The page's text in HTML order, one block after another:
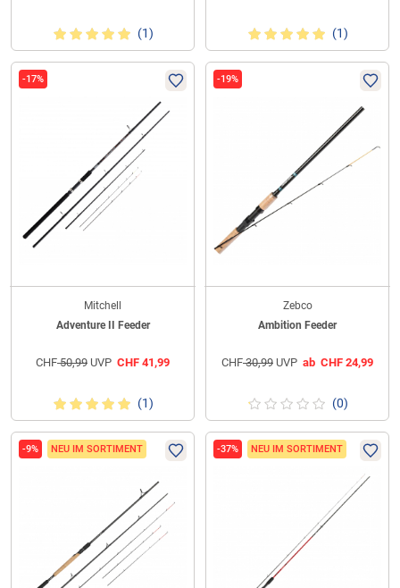
(1) (1)
-17%
Mitchell
Adventure II Feeder
CHF50,99 UVP CHF 41,99
(1)
-19%
Zebco
Ambition Feeder
CHF30,99 UVP ab CHF 24,99
(0)
-9% NEU IM SORTIMENT -37% NEU IM SORTIMENT